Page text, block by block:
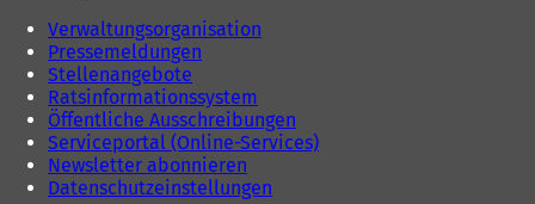
Verwaltungsorganisation
Pressemeldungen
Stellenangebote
Ratsinformationssystem
Öffentliche Ausschreibungen
Serviceportal (Online-Services)
Newsletter abonnieren
Datenschutzeinstellungen